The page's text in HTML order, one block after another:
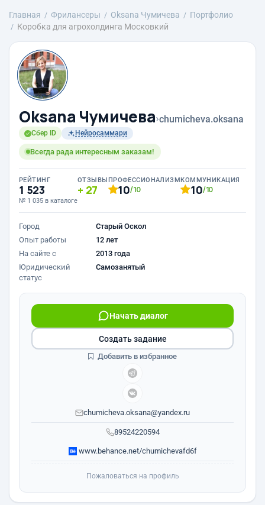
Главная Фрилансеры Oksana Чумичева
Портфолио
Коробка для агрохолдинга Московкий
Oksana Чумичева›chumicheva.oksana
Сбер ID Нейросаммари
Всегда рада интересным заказам!
РЕЙТИНГ
1 523
№ 1 035 в каталоге
ОТЗЫВЫ
27
ПРОФЕССИОНАЛИЗМ
10/10
КОММУНИКАЦИЯ
10/10
Город
Старый Оскол
Опыт работы
12 лет
На сайте с
2013 года
Юридический
статус
Самозанятый
89524220594
Начать диалог
chumicheva.oksana@yandex.ru
www.behance.net/chumichevafd6f
Создать задание
Добавить в избранное
Пожаловаться на профиль